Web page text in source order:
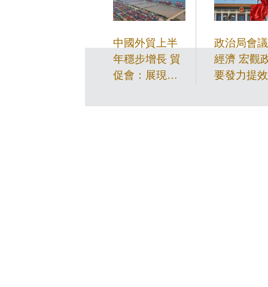
中國外貿上半
年穩步增長 貿
促會：展現強
政治局會
經濟 宏觀
要發力提
債券資金